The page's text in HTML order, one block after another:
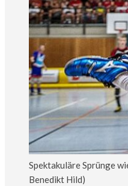
Spektakuläre Sprünge
Benedikt Hild)